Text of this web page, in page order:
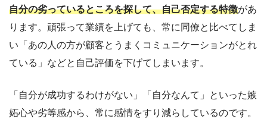
自分の劣っているところを探して、自己否定する特徴があ
ります。頑張って業績を上げても、常に同僚と比べてしま
い「あの人の方が顧客とうまくコミュニケーションがとれ
ている」などと自己評価を下げてしまいます。
「自分が成功するわけがない」「自分なんて」といった嫉
妬心や劣等感から、常に感情をすり減らしているのです。